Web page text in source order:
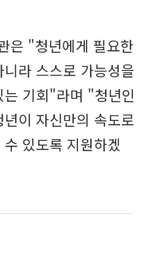
은 "청년에게 필요한
라 스스로 가능성을
기회"라며 "청년인
이 자신만의 속도로
있도록 지원하겠